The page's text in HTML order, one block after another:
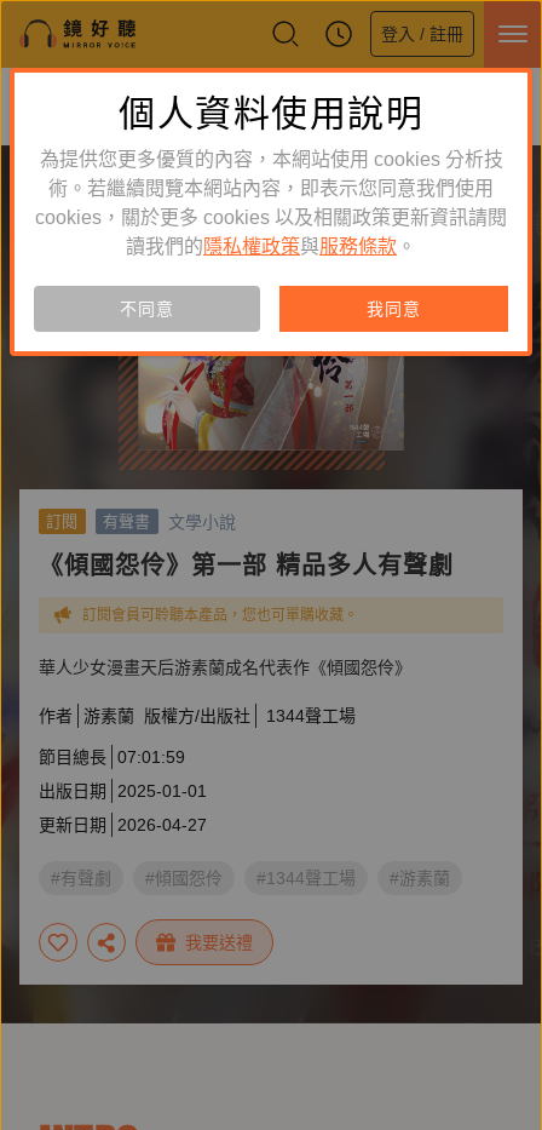
登入 / 註冊
鏡好聽全新APP上線
體驗全面升級，即刻下載
訂閱 有聲書 文學小說
《傾國怨伶》第一部 精品多人有聲劇
訂閱會員可聆聽本產品，您也可單購收藏。
華人少女漫畫天后游素蘭成名代表作《傾國怨伶》
作者 游素蘭 版權方/出版社 1344聲工場
節目總長 07:01:59
出版日期
2025-01-01
更新日期
2026-04-27
#有聲劇 #傾國怨伶 #1344聲工場 #游素蘭
我要送禮
個人資料使用說明
為提供您更多優質的內容，本網站使用 cookies 分析技
術。若繼續閱覽本網站內容，即表示您同意我們使用
cookies，關於更多 cookies 以及相關政策更新資訊請閱
讀我們的 隱私權政策與服務條款 。
不同意 我同意